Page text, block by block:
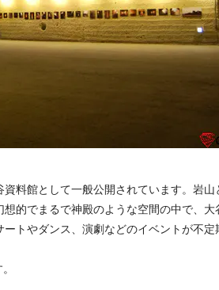
料館として一般公開されています。岩山
的でまるで神殿のような空間の中で、大
トやダンス、演劇などのイベントが不定